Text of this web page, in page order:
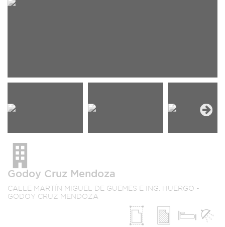
Godoy Cruz Mendoza
CALLE MARTÍN MIGUEL DE GÜEMES E ING. HUERGO -
GODOY CRUZ MENDOZA